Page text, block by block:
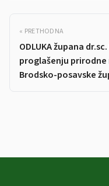
« PRETHODNA
ODLUKA župana
proglašenju
Brodsko-posavske